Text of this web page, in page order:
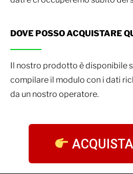
DOVE POSSO ACQUISTARE
Il nostro prodotto è disponibile
compilare il modulo con i dati
da un nostro operatore.